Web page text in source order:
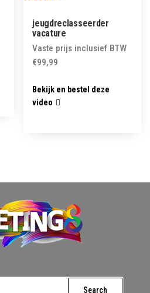
jeugdreclasseerder
vacature
Vaste prijs inclusief BTW
€99,99
Bekijk en bestel deze
video